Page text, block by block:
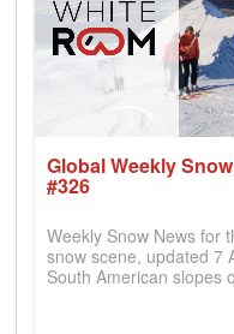
Global Weekly
#326
Weekly Snow News for
snow scene, updated 7
South American slopes